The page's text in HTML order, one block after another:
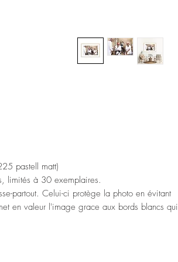
pastell matt)
limités à 30 exemplaires.
partout. Celui-ci protège la photo en évitant
en valeur l'image grace aux bords blancs qui